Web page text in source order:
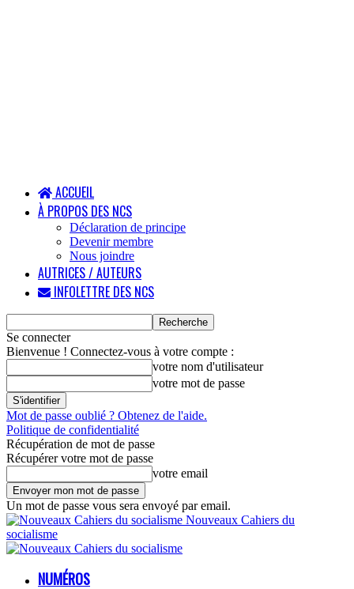
ACCUEIL
À PROPOS DES NCS
Déclaration de principe
Devenir membre
Nous joindre
AUTRICES / AUTEURS
INFOLETTRE DES NCS
Se connecter
Bienvenue ! Connectez-vous à votre compte :
votre nom d'utilisateur
votre mot de passe
Mot de passe oublié ? Obtenez de l'aide.
Politique de confidentialité
Récupération de mot de passe
Récupérer votre mot de passe
votre email
Un mot de passe vous sera envoyé par email.
Nouveaux Cahiers du
socialisme
NUMÉROS